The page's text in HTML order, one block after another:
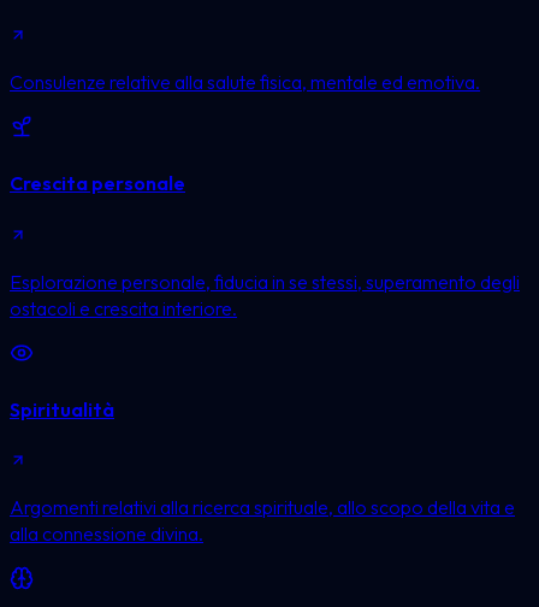
Consulenze relative alla salute fisica, mentale ed emotiva.
Crescita personale
Esplorazione personale, fiducia in se stessi, superamento degli
ostacoli e crescita interiore.
Spiritualità
Argomenti relativi alla ricerca spirituale, allo scopo della vita e
alla connessione divina.